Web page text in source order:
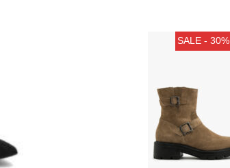
SALE - 30%